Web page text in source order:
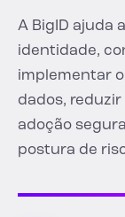
A BigID ajuda
identidade,
implementar
dados,
adoção
postura de